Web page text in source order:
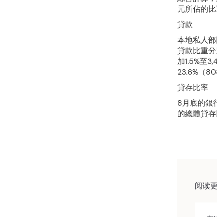
元所佔的
貸款
本地私人
貸款比重
加1.5%至
23.6%（
貸存比率
8月底的銀
的總體貸
阅读